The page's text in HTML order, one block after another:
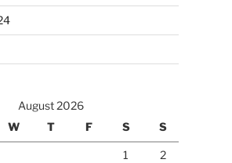
August 2026
W T F S S
1
2